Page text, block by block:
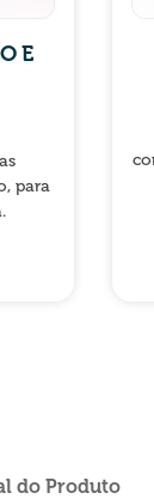
E
para
do Produto